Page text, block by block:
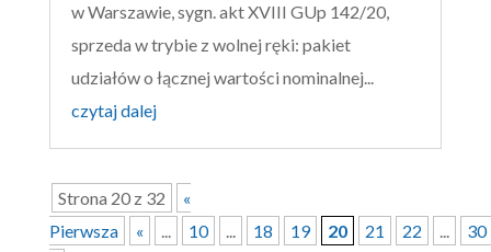
w Warszawie, sygn. akt XVIII GUp 142/20,
sprzeda w trybie z wolnej ręki: pakiet
udziałów o łącznej wartości nominalnej...
czytaj dalej
Strona 20 z 32
«
Pierwsza
« ... 10 ... 18 19 20 21 22 ...
30